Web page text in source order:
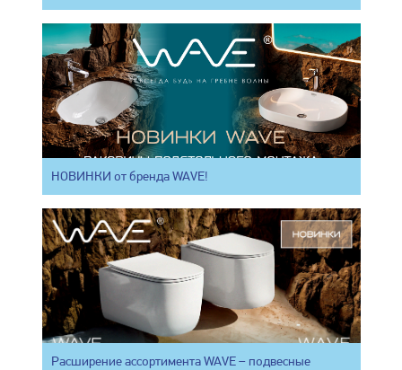
НОВИНКИ от бренда WAVE!
Расширение ассортимента WAVE – подвесные